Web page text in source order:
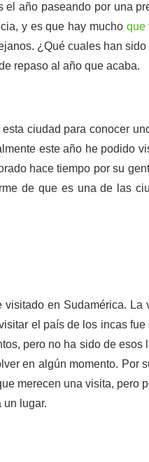
el año paseando por una
y es que hay mucho que
¿Qué cuales han
repaso al año que acaba.
ciudad para conocer
este año he podido
hace tiempo por su
de que es una de las
en Sudamérica.
el país de los incas
pero no ha sido de
en algún momento. Por
merecen una visita, pero
un lugar.